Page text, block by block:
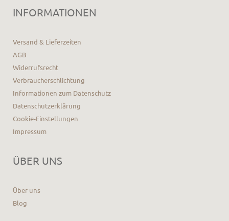
INFORMATIONEN
Versand & Lieferzeiten
AGB
Widerrufsrecht
Verbraucherschlichtung
Informationen zum Datenschutz
Datenschutzerklärung
Cookie-Einstellungen
Impressum
ÜBER UNS
Über uns
Blog